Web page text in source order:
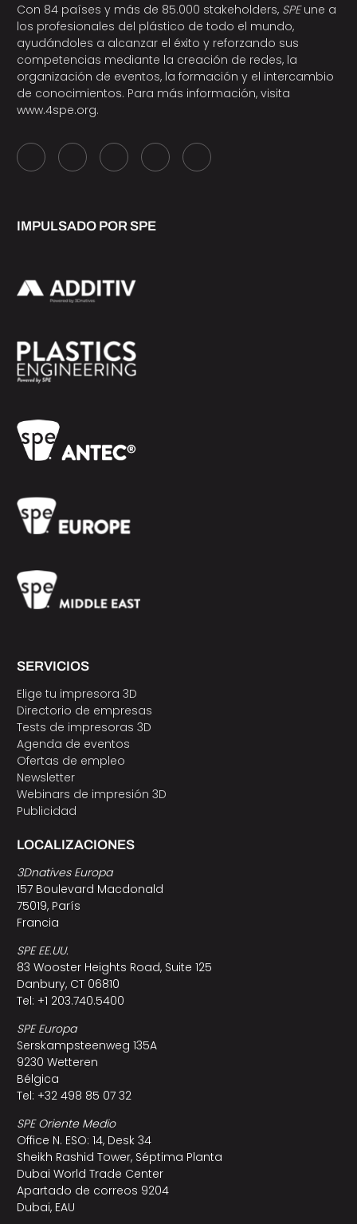
Con 84 países y más de 85.000 stakeholders, SPEune a
los profesionales del plástico de todo el mundo,
ayudándoles a alcanzar el éxito y reforzando sus
competencias mediante la creación de redes, la
organización de eventos, la formación y el intercambio
de conocimientos. Para más información, visita
www.4spe.org.
IMPULSADO POR SPE
SERVICIOS
Elige tu impresora 3D
Directorio de empresas
Tests de impresoras 3D
Agenda de eventos
Ofertas de empleo
Newsletter
Webinars de impresión 3D
Publicidad
LOCALIZACIONES
3Dnatives Europa
157 Boulevard Macdonald
75019, París
Francia
SPE EE.UU.
83 Wooster Heights Road, Suite 125
Danbury, CT 06810
Tel: +1 203.740.5400
SPE Europa
Serskampsteenweg 135A
9230 Wetteren
Bélgica
Tel: +32 498 85 07 32
SPE Oriente Medio
Office N. ESO: 14, Desk 34
Sheikh Rashid Tower, Séptima Planta
Dubai World Trade Center
Apartado de correos 9204
Dubai, EAU